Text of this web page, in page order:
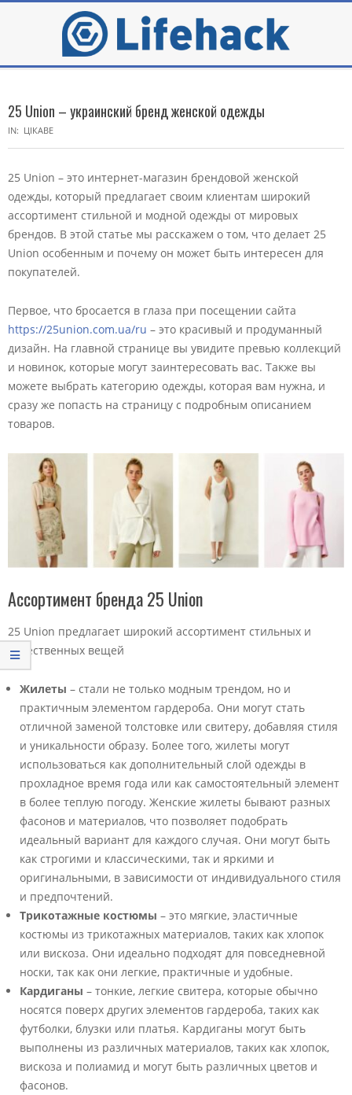
Menu
25 Union – украинский бренд женской одежды
IN: ЦІКАВЕ
25 Union – это интернет-магазин брендовой женской
одежды, который предлагает своим клиентам широкий
ассортимент стильной и модной одежды от мировых
брендов. В этой статье мы расскажем о том, что делает 25
Union особенным и почему он может быть интересен для
покупателей.
Первое, что бросается в глаза при посещении сайта
https://25union.com.ua/ru – это красивый и продуманный
дизайн. На главной странице вы увидите превью коллекций
и новинок, которые могут заинтересовать вас. Также вы
можете выбрать категорию одежды, которая вам нужна, и
сразу же попасть на страницу с подробным описанием
товаров.
Ассортимент бренда 25 Union
25 Union предлагает широкий ассортимент стильных и
качественных вещей
Жилеты – стали не только модным трендом, но и
практичным элементом гардероба. Они могут стать
отличной заменой толстовке или свитеру, добавляя стиля
и уникальности образу. Более того, жилеты могут
использоваться как дополнительный слой одежды в
прохладное время года или как самостоятельный элемент
в более теплую погоду. Женские жилеты бывают разных
фасонов и материалов, что позволяет подобрать
идеальный вариант для каждого случая. Они могут быть
как строгими и классическими, так и яркими и
оригинальными, в зависимости от индивидуального стиля
и предпочтений.
Трикотажные костюмы – это мягкие, эластичные
костюмы из трикотажных материалов, таких как хлопок
или вискоза. Они идеально подходят для повседневной
носки, так как они легкие, практичные и удобные.
Кардиганы – тонкие, легкие свитера, которые обычно
носятся поверх других элементов гардероба, таких как
футболки, блузки или платья. Кардиганы могут быть
выполнены из различных материалов, таких как хлопок,
вискоза и полиамид и могут быть различных цветов и
фасонов.